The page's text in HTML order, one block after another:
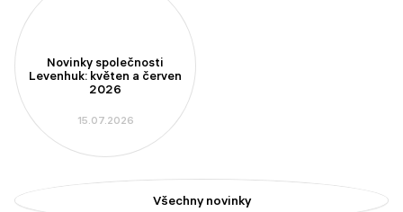
Novinky společnosti
Levenhuk: květen a červen
2026
15.07.2026
Všechny novinky